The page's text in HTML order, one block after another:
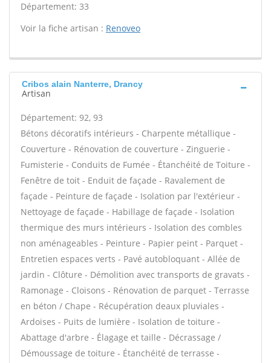
Département: 33
Voir la fiche artisan : Renoveo
Cribos alain Nanterre, Drancy
Artisan
Département: 92, 93
Bétons décoratifs intérieurs - Charpente métallique -
Couverture - Rénovation de couverture - Zinguerie -
Fumisterie - Conduits de Fumée - Étanchéité de Toiture -
Fenêtre de toit - Enduit de façade - Ravalement de
façade - Peinture de façade - Isolation par l'extérieur -
Nettoyage de façade - Habillage de façade - Isolation
thermique des murs intérieurs - Isolation des combles
non aménageables - Peinture - Papier peint - Parquet -
Entretien espaces verts - Pavé autobloquant - Allée de
jardin - Clôture - Démolition avec transports de gravats -
Ramonage - Cloisons - Rénovation de parquet - Terrasse
en béton / Chape - Récupération deaux pluviales -
Ardoises - Puits de lumière - Isolation de toiture -
Abattage d'arbre - Élagage et taille - Décrassage /
Démoussage de toiture - Étanchéité de terrasse -